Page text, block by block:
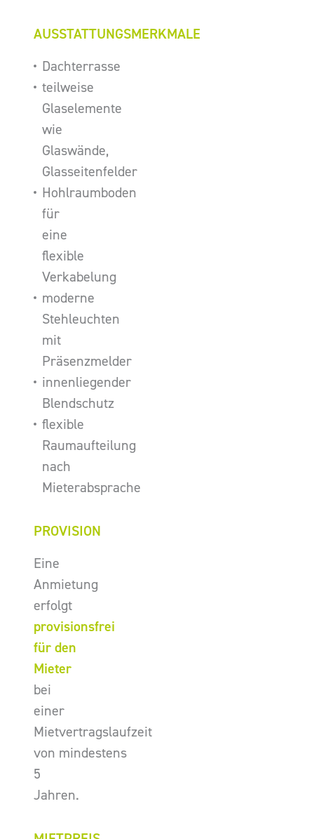
AUSSTATTUNGSMERKMALE
Dachterrasse
teilweise
Glaselemente
wie
Glaswände,
Glasseitenfelder
Hohlraumboden
für
eine
flexible
Verkabelung
moderne
Stehleuchten
mit
Präsenzmelder
innenliegender
Blendschutz
flexible
Raumaufteilung
nach
Mieterabsprache
PROVISION
Eine
Anmietung
erfolgt
provisionsfrei
für den
Mieter
bei
einer
Mietvertragslaufzeit
von mindestens
5
Jahren.